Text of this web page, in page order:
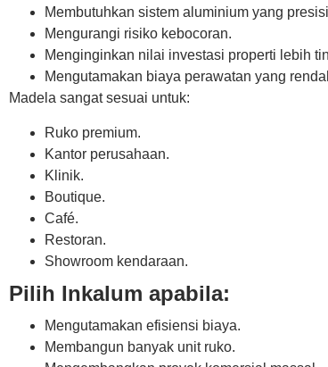
Membutuhkan sistem aluminium yang
Mengurangi risiko kebocoran.
Menginginkan nilai investasi properti lebih
Mengutamakan biaya perawatan yang
Madela sangat sesuai untuk:
Ruko premium.
Kantor perusahaan.
Klinik.
Boutique.
Café.
Restoran.
Showroom kendaraan.
Pilih Inkalum apabila:
Mengutamakan efisiensi biaya.
Membangun banyak unit ruko.